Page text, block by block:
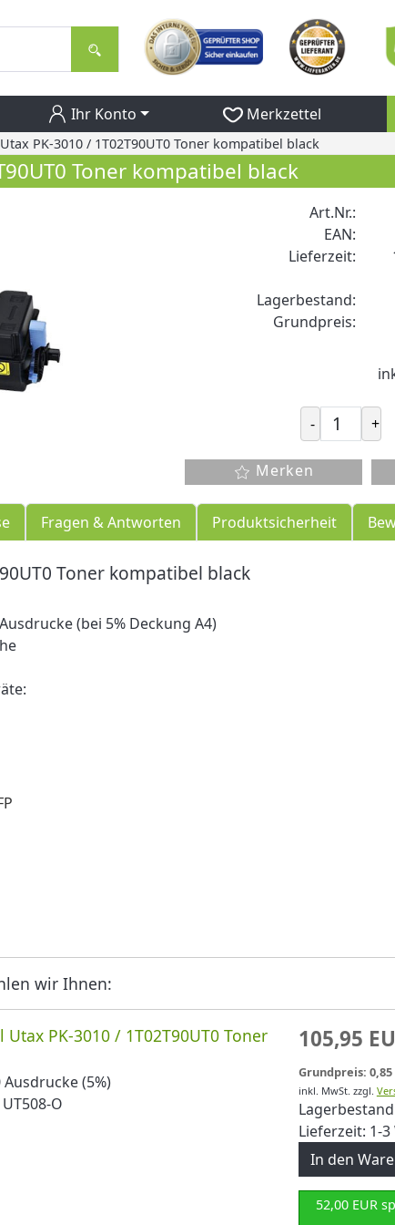
Ihr Konto Merkzettel
Utax PK-3010 / 1T02T90UT0 Toner kompatibel black
Toner kompatibel black
Art.Nr.:
EAN:
Lieferzeit:
Lagerbestand:
Grundpreis:
- +
Merken
Fragen & Antworten Produktsicherheit
Toner kompatibel black
(bei 5% Deckung A4)
wir Ihnen:
Utax PK-3010 / 1T02T90UT0 Toner
Ausdrucke (5%)
O
105,95
Grundpreis: 0,85
inkl. MwSt. zzgl.
Lieferzeit: 1-
In den
52,00 EUR